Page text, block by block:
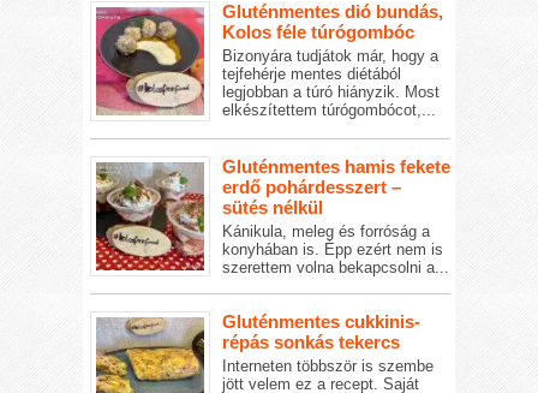
Gluténmentes dió bundás,
Kolos féle túrógombóc
Bizonyára tudjátok már, hogy a
tejfehérje mentes diétából
legjobban a túró hiányzik. Most
elkészítettem túrógombócot,...
Gluténmentes hamis fekete
erdő pohárdesszert –
sütés nélkül
Kánikula, meleg és forróság a
konyhában is. Épp ezért nem is
szerettem volna bekapcsolni a...
Gluténmentes cukkinis-
répás sonkás tekercs
Interneten többször is szembe
jött velem ez a recept. Saját